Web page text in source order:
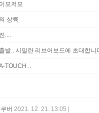
모저모
상륙
....
발.. 시밀란 리브어보드에 초대합니
TOUCH ..
버 2021. 12. 21. 13:05 |